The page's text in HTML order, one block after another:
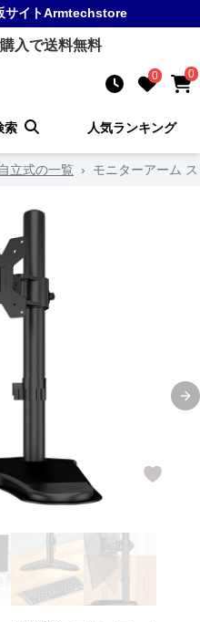
サイトArmtechstore
入で送料無料
0 0
索 人気ランキング
立式の一覧 › モニターアーム